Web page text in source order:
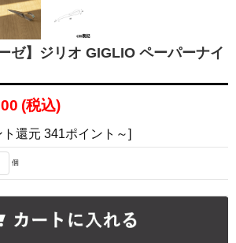
ゼ】ジリオ GIGLIO ペーパーナイ
(税込)
ト還元 341ポイント～]
個